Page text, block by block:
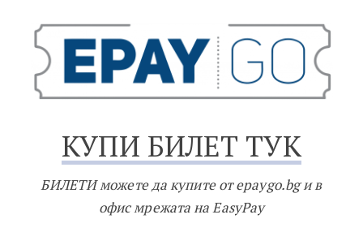
КУПИ БИЛЕТ ТУК
БИЛЕТИ можете да купите от epaygo.bg и в
офис мрежата на EasyPay